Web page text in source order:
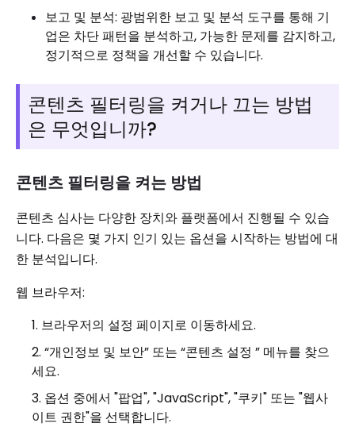
보고 및 분석: 광범위한 보고 및 분석 도구를 통해 기
업은 차단 패턴을 분석하고, 가능한 문제를 감지하고,
정기적으로 정책을 개선할 수 있습니다.
콘텐츠 필터링을 켜거나 끄는 방법
은 무엇입니까?
콘텐츠 필터링을 켜는 방법
콘텐츠 심사는 다양한 장치와 플랫폼에서 진행될 수 있습
니다. 다음은 몇 가지 인기 있는 옵션을 시작하는 방법에 대
한 분석입니다.
웹 브라우저:
브라우저의 설정 페이지로 이동하세요.
“개인정보 및 보안” 또는 “콘텐츠 설정 ” 메뉴를 찾으
세요.
옵션 중에서 "팝업", "JavaScript", "쿠키" 또는 "웹사
이트 권한"을 선택합니다.